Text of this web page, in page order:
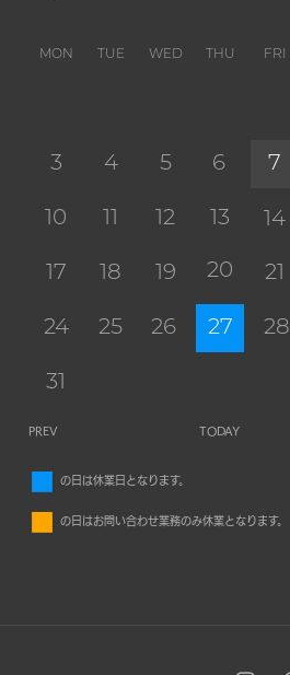
MON TUE WED THU FRI
3 4 5 6 7
10 12 13 14
17 18 19 20 21
24 25 26 27 28
31
PREV TODAY
の日は休業日となります。
の日はお問い合わせ業務のみ休業となります。